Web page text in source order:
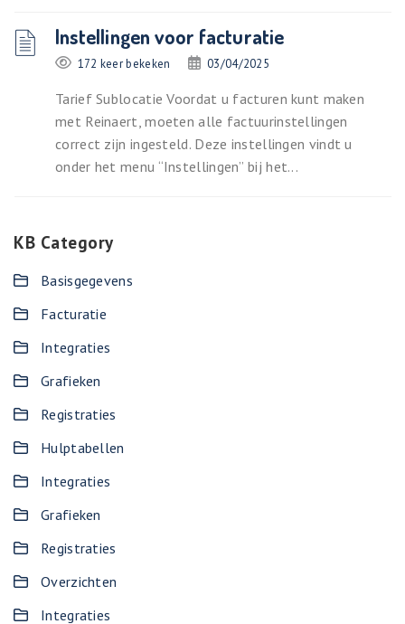
Instellingen voor facturatie
172 keer bekeken 03/04/2025
Tarief Sublocatie Voordat u facturen kunt maken
met Reinaert, moeten alle factuurinstellingen
correct zijn ingesteld. Deze instellingen vindt u
onder het menu “Instellingen” bij het...
KB Category
Basisgegevens
Facturatie
Integraties
Grafieken
Registraties
Hulptabellen
Integraties
Grafieken
Registraties
Overzichten
Integraties